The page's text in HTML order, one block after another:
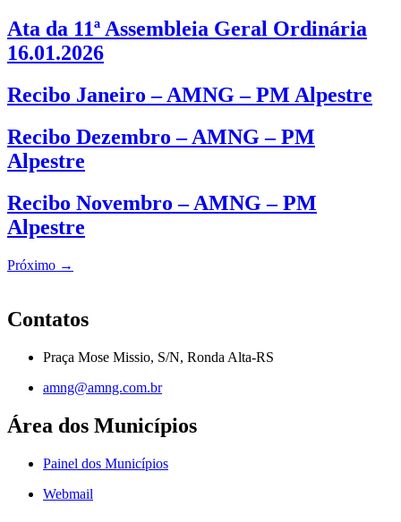
Ata da 11ª Assembleia Geral Ordinária
16.01.2026
Recibo Janeiro – AMNG – PM Alpestre
Recibo Dezembro – AMNG – PM
Alpestre
Recibo Novembro – AMNG – PM
Alpestre
Próximo →
Contatos
Praça Mose Missio, S/N, Ronda Alta-RS
amng@amng.com.br
Área dos Municípios
Painel dos Municípios
Webmail